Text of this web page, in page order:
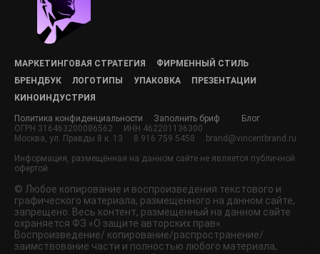
МАРКЕТИНГОВАЯ СТРАТЕГИЯ
ФИРМЕННЫЙ СТИЛЬ
БРЕНДБУК
ЛОГОТИПЫ УПАКОВКА
ПРЕЗЕНТАЦИИ
КИНОИНДУСТРИЯ
Политика конфиденциальности Заполнить бриф
Блог
ОГРН 316463200086562
ИНН 462201136300
Москва, ул. Правды 8 к. 13
8 916 759 5458
brand@vincentbrand.ru
Информация, размещённая на данном сайте не является публичной
офертой.
© Любое копирование и воспроизведения текстового и
графического материала, размещенного на данном сайте,
запрещено. Весь контент, размещенный на данном сайте
охраняется ФЗ «О защите авторских прав».
Воспроизведение/ копирование/распространение/
заимствование части и полностью любого материала,